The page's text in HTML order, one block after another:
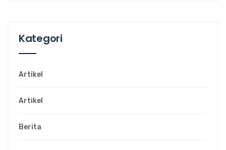
Kategori
Artikel
Artikel
Berita